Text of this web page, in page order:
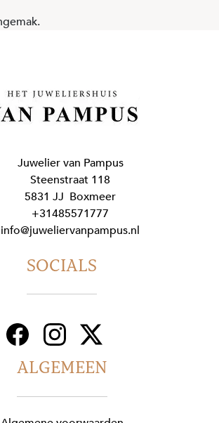
Juwelier van Pampus
Steenstraat 118
5831 JJ Boxmeer
+31485571777
info@juweliervanpampus.nl
ALGEMEEN
SOCIALS